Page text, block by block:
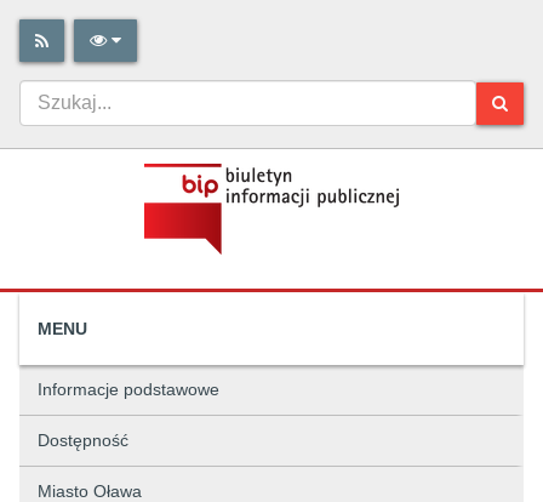
MENU
Informacje podstawowe
Dostępność
Miasto Oława